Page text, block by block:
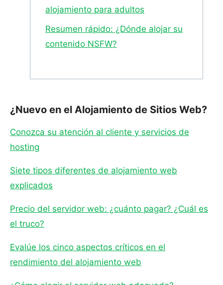
alojamiento para adultos
Resumen rápido: ¿Dónde alojar su
contenido NSFW?
¿Nuevo en el Alojamiento de Sitios Web?
Conozca su atención al cliente y servicios de
hosting
Siete tipos diferentes de alojamiento web
explicados
Precio del servidor web: ¿cuánto pagar? ¿Cuál es
el truco?
Evalúe los cinco aspectos críticos en el
rendimiento del alojamiento web